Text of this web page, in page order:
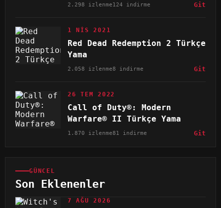
2.298 izlenme124 indirme Git
1 NIS 2021
Red Dead Redemption 2 Türkçe
Yama
2.058 izlenme8 indirme Git
26 TEM 2022
Call of Duty®: Modern
Warfare® II Türkçe Yama
1.870 izlenme81 indirme Git
GÜNCEL
Son Eklenenler
7 AĞU 2026